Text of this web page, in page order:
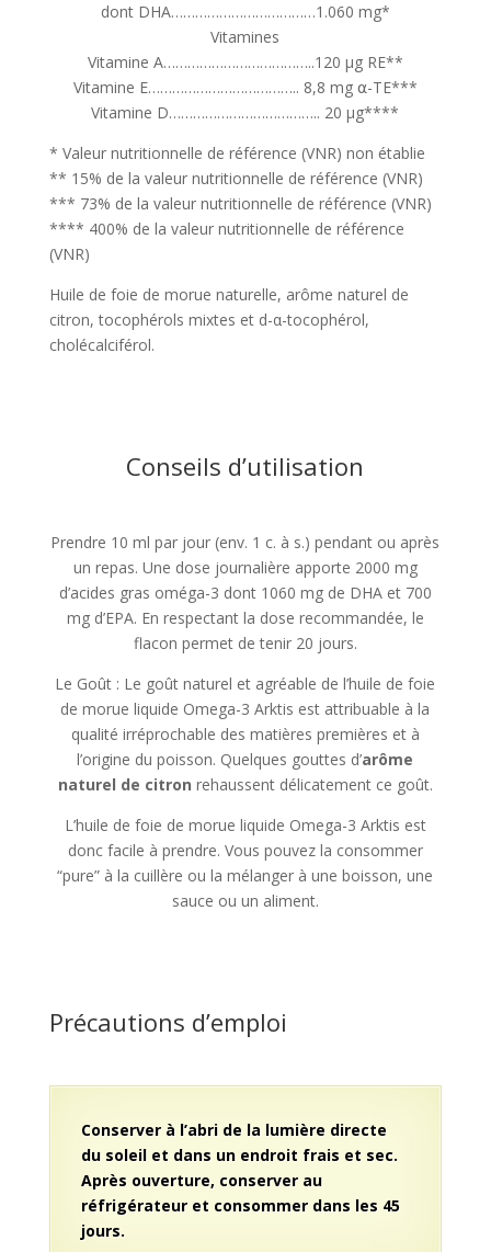
dont DHA………………………………1.060 mg*
Vitamines
Vitamine A………………………………..120 µg RE**
Vitamine E……………………………….. 8,8 mg ⍺-TE***
Vitamine D……………………………….. 20 µg****
* Valeur nutritionnelle de référence (VNR) non établie
** 15% de la valeur nutritionnelle de référence (VNR)
*** 73% de la valeur nutritionnelle de référence (VNR)
**** 400% de la valeur nutritionnelle de référence
(VNR)
Huile de foie de morue naturelle, arôme naturel de
citron, tocophérols mixtes et d-α-tocophérol,
cholécalciférol.
Conseils d’utilisation
Prendre 10 ml par jour (env. 1 c. à s.) pendant ou après
un repas. Une dose journalière apporte 2000 mg
d’acides gras oméga-3 dont 1060 mg de DHA et 700
mg d’EPA. En respectant la dose recommandée, le
flacon permet de tenir 20 jours.
Le Goût : Le goût naturel et agréable de l’huile de foie
de morue liquide Omega-3 Arktis est attribuable à la
qualité irréprochable des matières premières et à
l’origine du poisson. Quelques gouttes d’arôme
naturel de citron rehaussent délicatement ce goût.
L’huile de foie de morue liquide Omega-3 Arktis est
donc facile à prendre. Vous pouvez la consommer
“pure” à la cuillère ou la mélanger à une boisson, une
sauce ou un aliment.
Précautions d’emploi
Conserver à l’abri de la lumière directe
du soleil et dans un endroit frais et sec.
Après ouverture, conserver au
réfrigérateur et consommer dans les 45
jours.